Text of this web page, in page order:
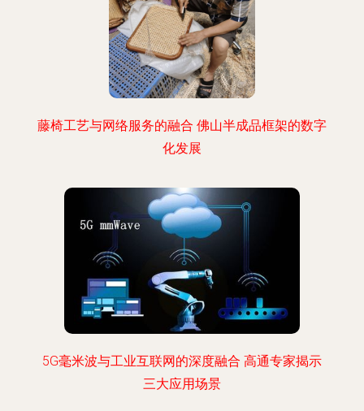
藤椅工艺与网络服务的融合 佛山半成品框架的数字
化发展
5G毫米波与工业互联网的深度融合 高通专家揭示
三大应用场景